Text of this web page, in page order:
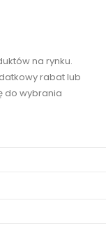
na rynku.
rabat lub
do wybrania